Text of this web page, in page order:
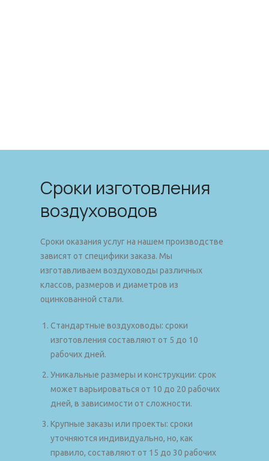
Сроки изготовления
воздуховодов
Сроки оказания услуг на нашем производстве
зависят от специфики заказа. Мы
изготавливаем воздуховоды различных
классов, размеров и диаметров из
оцинкованной стали.
Стандартные воздуховоды: сроки
изготовления составляют от 5 до 10
рабочих дней.
Уникальные размеры и конструкции: срок
может варьироваться от 10 до 20 рабочих
дней, в зависимости от сложности.
Крупные заказы или проекты: сроки
уточняются индивидуально, но, как
правило, составляют от 15 до 30 рабочих